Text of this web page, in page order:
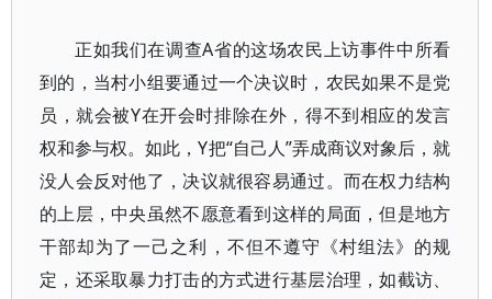
正如我们在调查A省的这场农民上访事件中所看
到的，当村小组要通过一个决议时，农民如果不是党
员，就会被Y在开会时排除在外，得不到相应的发言
权和参与权。如此，Y把“自己人”弄成商议对象后，就
没人会反对他了，决议就很容易通过。而在权力结构
的上层，中央虽然不愿意看到这样的局面，但是地方
干部却为了一己之利，不但不遵守《村组法》的规
定，还采取暴力打击的方式进行基层治理，如截访、